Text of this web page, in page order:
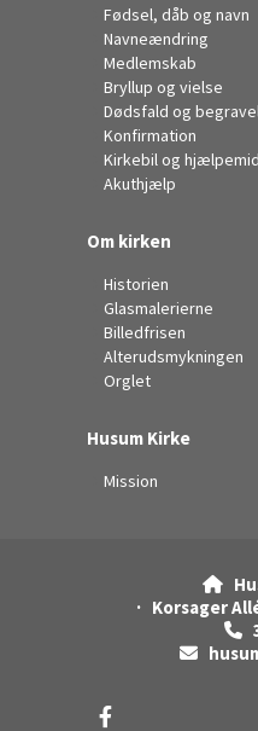
Fødsel, dåb og navn
Navneændring
Medlemskab
Bryllup og vielse
Dødsfald og
Konfirmation
Kirkebil og
Akuthjælp
Om kirken
Historien
Glasmalerierne
Billedfrisen
Alterudsmykningen
Orglet
Husum Kirke
Mission

· Korsager

